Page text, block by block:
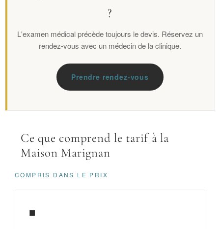
?
L'examen médical précède toujours le devis. Réservez un
rendez-vous avec un médecin de la clinique.
Prendre rendez-vous
Ce que comprend le tarif à la
Maison Marignan
COMPRIS DANS LE PRIX
■